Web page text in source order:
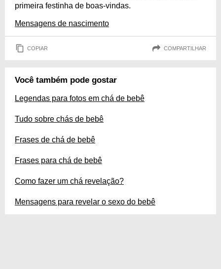
primeira festinha de boas-vindas.
Mensagens de nascimento
COPIAR COMPARTILHAR
Você também pode gostar
Legendas para fotos em chá de bebê
Tudo sobre chás de bebê
Frases de chá de bebê
Frases para chá de bebê
Como fazer um chá revelação?
Mensagens para revelar o sexo do bebê